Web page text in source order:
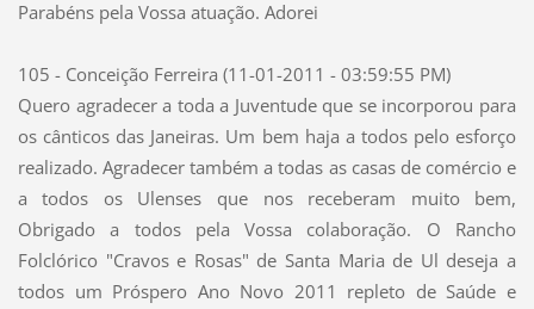
Parabéns pela Vossa atuação. Adorei
105 - Conceição Ferreira (11-01-2011 - 03:59:55 PM)
Quero agradecer a toda a Juventude que se incorporou para
os cânticos das Janeiras. Um bem haja a todos pelo esforço
realizado. Agradecer também a todas as casas de comércio e
a todos os Ulenses que nos receberam muito bem,
Obrigado a todos pela Vossa colaboração. O Rancho
Folclórico "Cravos e Rosas" de Santa Maria de Ul deseja a
todos um Próspero Ano Novo 2011 repleto de Saúde e